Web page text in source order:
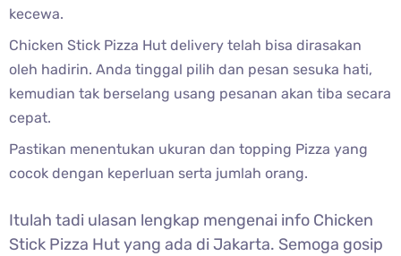
kecewa.
Chicken Stick Pizza Hut delivery telah bisa dirasakan
oleh hadirin. Anda tinggal pilih dan pesan sesuka hati,
kemudian tak berselang usang pesanan akan tiba secara
cepat.
Pastikan menentukan ukuran dan topping Pizza yang
cocok dengan keperluan serta jumlah orang.
Itulah tadi ulasan lengkap mengenai info Chicken
Stick Pizza Hut yang ada di Jakarta. Semoga gosip